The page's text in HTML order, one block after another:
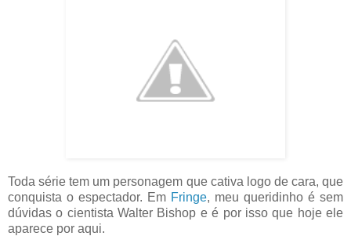
Toda série tem um personagem que cativa logo de cara, que
conquista o espectador. Em Fringe, meu queridinho é sem
dúvidas o cientista Walter Bishop e é por isso que hoje ele
aparece por aqui.